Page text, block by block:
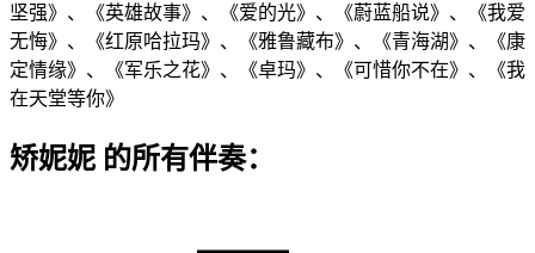
坚强》、《英雄故事》、《爱的光》、《蔚蓝船说》、《我爱
无悔》、《红原哈拉玛》、《雅鲁藏布》、《青海湖》、《康
定情缘》、《军乐之花》、《卓玛》、《可惜你不在》、《我
在天堂等你》
矫妮妮 的所有伴奏：